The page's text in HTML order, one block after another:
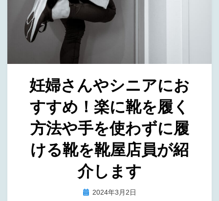
妊婦さんやシニアにお
すすめ！楽に靴を履く
方法や手を使わずに履
ける靴を靴屋店員が紹
介します
投稿者タラバ
投 2024年3月2日